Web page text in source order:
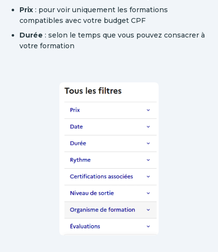
Prix : pour voir uniquement les formations
compatibles avec votre budget CPF
Durée : selon le temps que vous pouvez consacrer à
votre formation